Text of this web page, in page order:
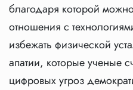
благодаря которой
отношения с
избежать физической
апатии, которые ученые
цифровых угроз